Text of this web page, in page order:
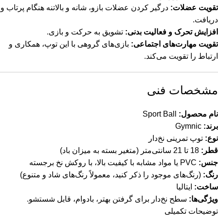
تقویت عضلات: درگیر کردن عضلات بازو، شانه و بالاتنه هنگام پرتاب و
دریافت.
افزایش تحرک و فعالیت بدنی: تشویق به حرکت و بازی.
تقویت مهارت‌های اجتماعی: بازی‌های گروهی با این توپ، همکاری و
ارتباط را تقویت می‌کند.
مشخصات فنی
نام محصول:
برند:
نوع: توپ تمرینی نخ‌دار
قطر:
جنس:
رنگ: (رنگ‌های موجود را ذکر کنید، معمولاً رنگ‌های شاد و متنوع)
ساخت: ایتالیا
ویژگی‌ها: سطح نخ‌دار برای گرفتن بهتر، بادوام، قابل شستشو.
توضیحات تکمیلی